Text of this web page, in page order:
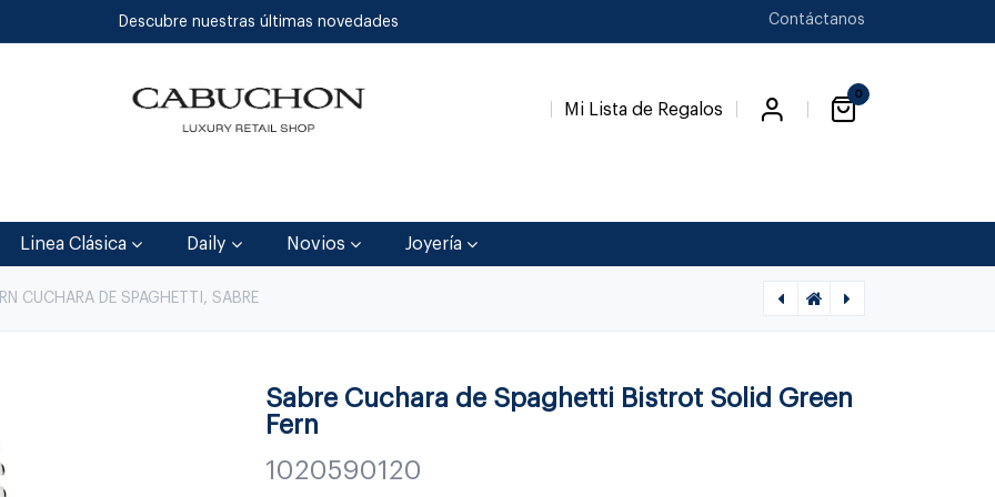
Descubre nuestras últimas novedades Contáctanos
Mi Lista de Regalos
0
Linea Clásica Daily Novios Joyería
CUCHARA DE SPAGHETTI, SABRE
Sabre Cuchara de Spaghetti Bistrot Solid Green
Fern
1020590120